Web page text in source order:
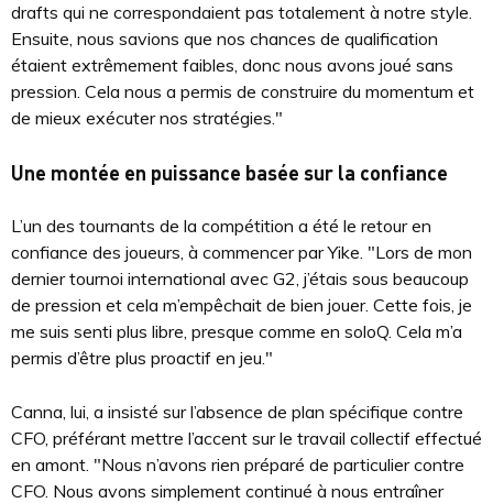
drafts qui ne correspondaient pas totalement à notre style.
Ensuite, nous savions que nos chances de qualification
étaient extrêmement faibles, donc nous avons joué sans
pression. Cela nous a permis de construire du momentum et
de mieux exécuter nos stratégies."
Une montée en puissance basée sur la confiance
L’un des tournants de la compétition a été le retour en
confiance des joueurs, à commencer par Yike. "Lors de mon
dernier tournoi international avec G2, j’étais sous beaucoup
de pression et cela m’empêchait de bien jouer. Cette fois, je
me suis senti plus libre, presque comme en soloQ. Cela m’a
permis d’être plus proactif en jeu."
Canna, lui, a insisté sur l’absence de plan spécifique contre
CFO, préférant mettre l’accent sur le travail collectif effectué
en amont. "Nous n’avons rien préparé de particulier contre
CFO. Nous avons simplement continué à nous entraîner